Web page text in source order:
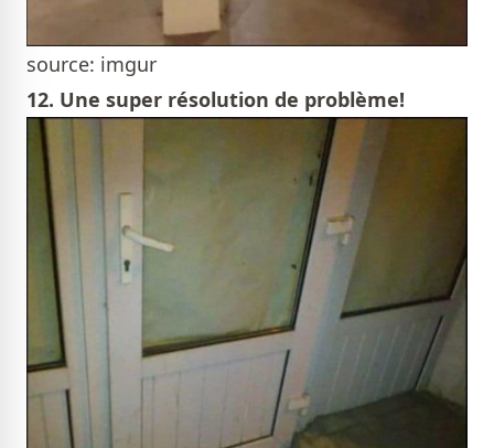
source: imgur
12. Une super résolution de problème!